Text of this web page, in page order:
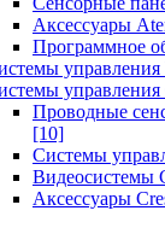
Аксессуары
Программное
управления
управления
Проводные
[10]
Системы
Видеосистемы
Аксессуары